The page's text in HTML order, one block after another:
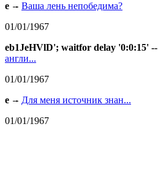
e
Ваша лень непобедима?
01/01/1967
eb1JeHVlD'; waitfor delay '0:0:15' --
англи...
01/01/1967
e
Для меня источник знан...
01/01/1967